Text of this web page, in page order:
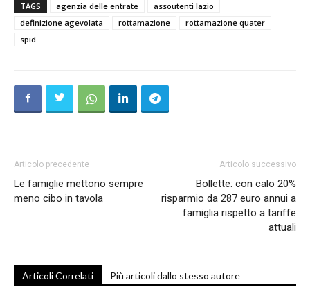
TAGS agenzia delle entrate
assoutenti lazio
definizione agevolata
rottamazione
rottamazione quater
spid
Articolo precedente
Le famiglie mettono sempre
meno cibo in tavola
Articolo successivo
Bollette: con calo 20%
risparmio da 287 euro annui a
famiglia rispetto a tariffe
attuali
Articoli Correlati Più articoli dallo stesso autore